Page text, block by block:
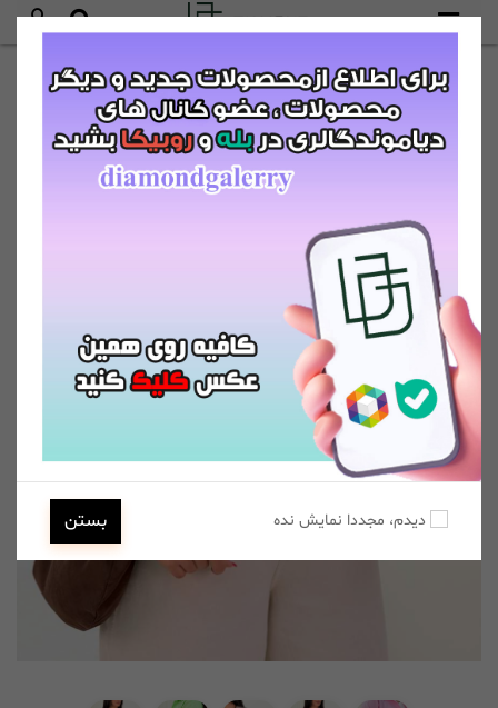
دیدم، مجددا نمایش نده بستن